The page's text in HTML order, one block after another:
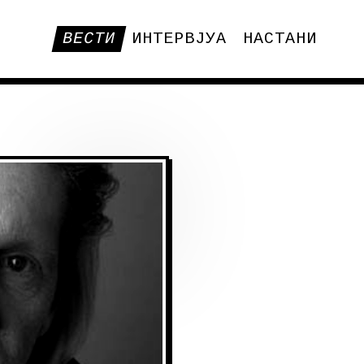
ВЕСТИ ИНТЕРВЈУА НАСТАНИ